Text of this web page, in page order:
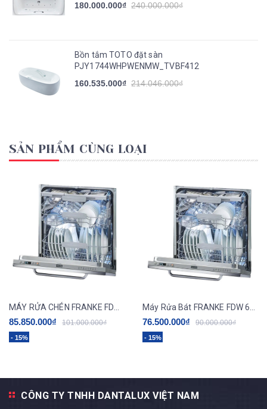
180.000.000₫ 240.000.000₫
Bồn tắm TOTO đặt sàn
PJY1744WHPWENMW_TVBF412
160.535.000₫ 214.046.000₫
SẢN PHẨM CÙNG LOẠI
MÁY RỬA CHÉN FRANKE FDW 614 D10P DOS LP C
85.850.000₫ 101.000.000₫
- 15%
Máy Rửa Bát FRANKE FDW 614 D10P DOS C
76.500.000₫ 90.000.000₫
- 15%
CÔNG TY TNHH DANTALUX VIỆT NAM